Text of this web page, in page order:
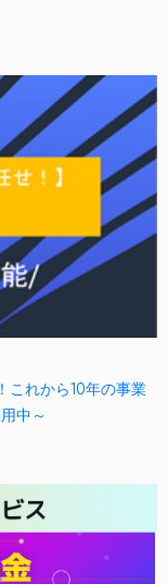
これから10年の事業
中～